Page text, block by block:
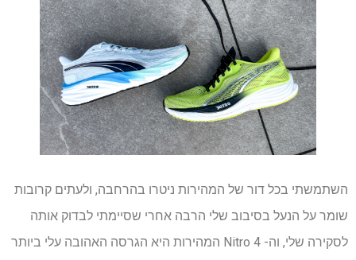
השתמשתי בכל דור של המהירות ניטרו בהרחבה, ולעתים קרובות
שומר על הנעל בסיבוב שלי הרבה אחרי שסיימתי לבדוק אותה
לסקירה שלי, וה- Nitro 4 המהירות היא הגרסה האהובה עלי ביותר